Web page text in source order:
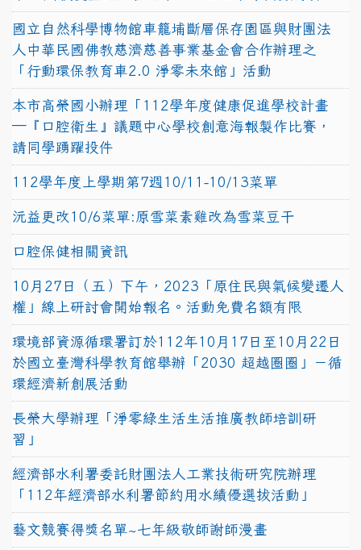
國立自然科學博物館車籠埔斷層保存園區與財團法
人中華民國佛教慈濟慈善事業基金會合作辦理之
「行動環保教育車2.0 淨零未來館」活動
本市高榮國小辦理「112學年度健康促進學校計畫
─『口腔衛生』議題中心學校創意海報製作比賽，
請同學踴躍投件
112學年度上學期第7週10/11-10/13菜單
沅益更改10/6菜單:原雪菜素雞改為雪菜豆干
口腔保健相關資訊
10月27日（五）下午，2023「原住民與氣候變遷人
權」線上研討會開始報名。活動免費名額有限
環境部資源循環署訂於112年10月17日至10月22日
於國立臺灣科學教育館舉辦「2030 超越圈圈」－循
環經濟新創展活動
長榮大學辦理「淨零綠生活生活推廣教師培訓研
習」
經濟部水利署委託財團法人工業技術研究院辦理
「112年經濟部水利署節約用水績優選拔活動」
藝文競賽得獎名單~七年級敬師謝師漫畫